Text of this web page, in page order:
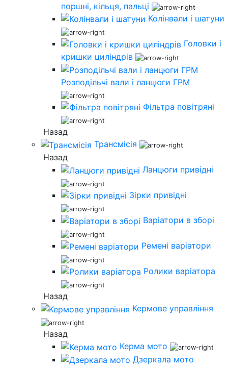
поршні, кільця, пальці
Колінвали і шатуни
Головки і
кришки циліндрів
Розподільчі вали і ланцюги ГРМ
Фільтра повітряні
Назад
Трансмісія
Назад
Ланцюги привідні
Зірки привідні
Варіатори в зборі
Ремені варіатори
Ролики варіатора
Назад
Кермове управління
Назад
Керма мото
Дзеркала мото